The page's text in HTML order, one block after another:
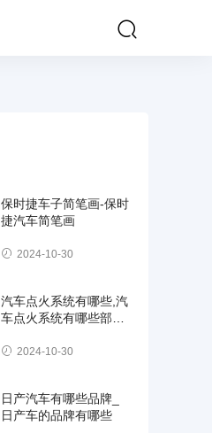
保时捷车子简笔画-保时
捷汽车简笔画
2024-10-30
汽车点火系统有哪些,汽
车点火系统有哪些部件
2024-10-30
日产汽车有哪些品牌_
日产车的品牌有哪些